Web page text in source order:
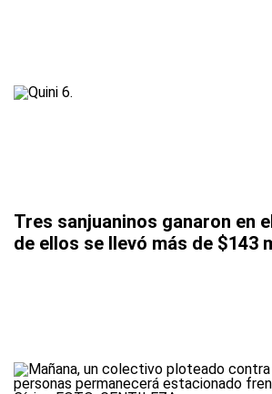
Tres sanjuaninos ganaron en
de ellos se llevó más de $143